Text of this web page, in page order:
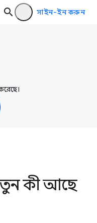
সাইন-ইন করুন
কী আছে